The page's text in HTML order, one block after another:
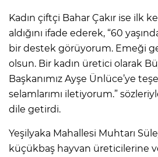
Kadın çiftçi Bahar Çakır ise ilk
aldığını ifade ederek, “60
bir destek görüyorum. Emeği
olsun. Bir kadın üretici olarak
Başkanımız Ayşe Ünlüce’ye
selamlarımı iletiyorum.”
dile getirdi.
Yeşilyaka Mahallesi Muhtarı
küçükbaş hayvan üreticilerine